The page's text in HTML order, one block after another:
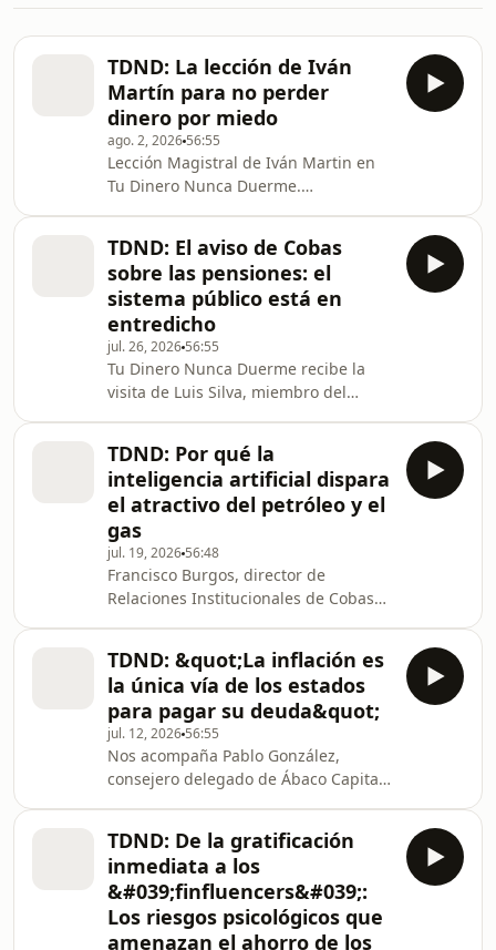
TDND: La lección de Iván
Martín para no perder
dinero por miedo
ago. 2, 2026 56:55
Lección Magistral de Iván Martin en
Tu Dinero Nunca Duerme.
inteligencia artificial. En esta nueva
entrega de Tu Dinero Nunca Duerme,
el espacio de educación financiera de
esRadio, se aborda un tema de gran
relevancia para los inversores: la
importancia de conocer de primera
mano a los gestores de inversiones.
Los presentadores enfati
TDND: El aviso de Cobas
sobre las pensiones: el
sistema público está en
entredicho
jul. 26, 2026 56:55
Tu Dinero Nunca Duerme recibe la
visita de Luis Silva, miembro del
episodio de Tu Dinero Nunca Duerme,
Luis Fernando Quintero presenta un
programa enfocado en la previsión
para la jubilación, especialmente
adecuado para el verano, cuando
muchos inversores aprovechan para
revisar sus finanzas personales. Para
abordar este tema cl
TDND: Por qué la
inteligencia artificial dispara
el atractivo del petróleo y el
gas
jul. 19, 2026 56:48
Francisco Burgos, director de
Relaciones Institucionales de Cobas
veraniega de Tu Dinero Nunca
Duerme, el programa de educación
financiera de esRadio, se presenta un
capítulo especial de repaso sobre los
fundamentos de la filosofía de
inversión de tipo valor. El espacio
cuenta con la participación de
Francisco Burgos, director de Re
TDND: &quot;La inflación es
la única vía de los estados
para pagar su deuda&quot;
jul. 12, 2026 56:55
Nos acompaña Pablo González,
consejero delegado de Ábaco Capital,
definido. En esta nueva entrega de Tu
Dinero Nunca Duerme, el espacio de
educación financiera de esRadio, se
aborda un tema clave pero a menudo
relegado al segundo plano: la renta
TDND: De la gratificación
inmediata a los
&#039;finfluencers&#039;:
Los riesgos psicológicos que
amenazan el ahorro de los